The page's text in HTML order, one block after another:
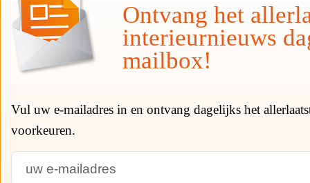
Ontvang het
interieurnieuws
mailbox!
Vul uw e-mailadres in en ontvang dagelijks het
voorkeuren.